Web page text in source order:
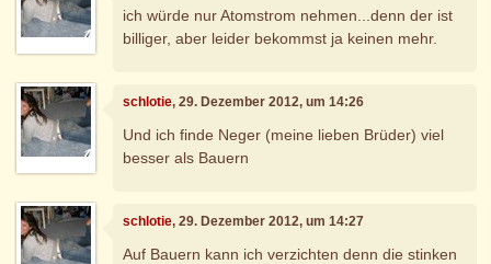
ich würde nur Atomstrom nehmen...denn der ist
billiger, aber leider bekommst ja keinen mehr.
schlotie, 29. Dezember 2012, um 14:26
Und ich finde Neger (meine lieben Brüder) viel
besser als Bauern
schlotie, 29. Dezember 2012, um 14:27
Auf Bauern kann ich verzichten denn die stinken